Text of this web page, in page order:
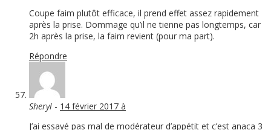
Coupe faim plutôt efficace, il prend effet assez rapidement
après la prise. Dommage qu’il ne tienne pas longtemps, car
2h après la prise, la faim revient (pour ma part).
Répondre
Sheryl - 14 février 2017 à
J’ai essayé pas mal de modérateur d’appétit et c’est anaca 3